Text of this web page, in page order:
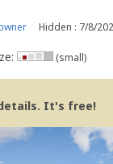
Hidden : 7/8/
(small)
It's free!